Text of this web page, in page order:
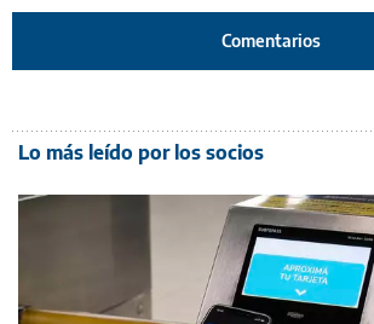
Comentarios
Lo más leído por los socios